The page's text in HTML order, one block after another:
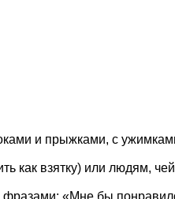
и прыжками, с
как взятку) или людям,
фразами: «Мне бы